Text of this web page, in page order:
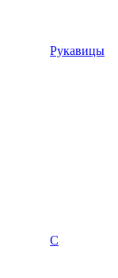
Рукавицы
С